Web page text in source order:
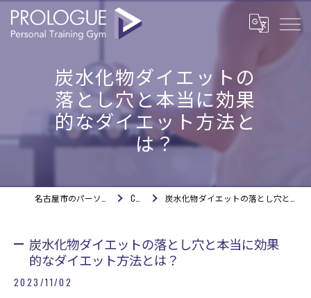
炭水化物ダイエットの
落とし穴と本当に効果
的なダイエット方法と
は？
COLUMN 炭水化物ダイエットの落とし穴と本当に効果的なダイエット方法とは？
炭水化物ダイエットの落とし穴と本当に効果
的なダイエット方法とは？
2023/11/02